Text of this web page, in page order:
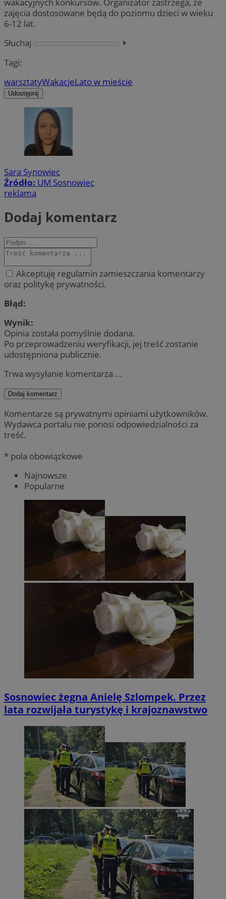
wakacyjnych konkursów. Organizator zastrzega, że
zajęcia dostosowane będą do poziomu dzieci w wieku
6-12 lat.
Słuchaj
⏵︎
Tagi:
warsztatyWakacjeLato w mieście
Udostępnij
Sara Synowiec
Źródło: UM Sosnowiec
reklama
Dodaj komentarz
Akceptuję regulamin zamieszczania komentarzy
oraz politykę prywatności.
Błąd:
Wynik:
Opinia została pomyślnie dodana.
Po przeprowadzeniu weryfikacji, jej treść zostanie
udostępniona publicznie.
Trwa wysyłanie komentarza ...
Dodaj komentarz
Komentarze są prywatnymi opiniami użytkowników.
Wydawca portalu nie ponosi odpowiedzialności za
treść.
* pola obowiązkowe
Najnowsze
Popularne
Sosnowiec żegna Anielę Szlompek. Przez
lata rozwijała turystykę i krajoznawstwo